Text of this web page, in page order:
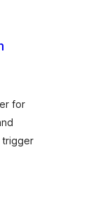
for
trigger